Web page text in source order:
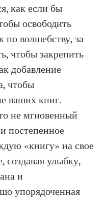
как если бы
освободить
по волшебству, за
чтобы закрепить
добавление
чтобы
ваших книг.
не мгновенный
постепенное
«книгу» на свое
создавая улыбку,
и
упорядоченная